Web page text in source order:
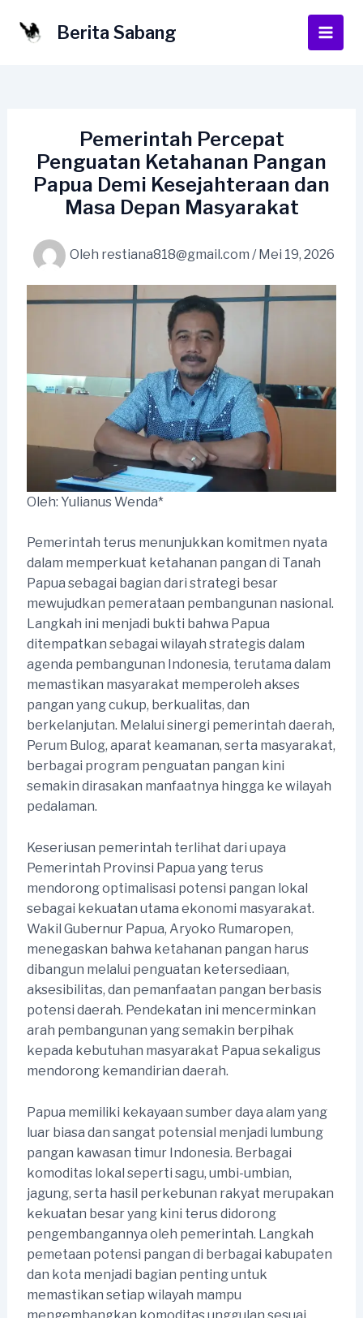
Berita Sabang
Main
Pemerintah Percepat
Penguatan Ketahanan Pangan
Papua Demi Kesejahteraan dan
Masa Depan Masyarakat
Oleh restiana818@gmail.com / Mei 19, 2026
Oleh: Yulianus Wenda*
Pemerintah terus menunjukkan komitmen nyata
dalam memperkuat ketahanan pangan di Tanah
Papua sebagai bagian dari strategi besar
mewujudkan pemerataan pembangunan nasional.
Langkah ini menjadi bukti bahwa Papua
ditempatkan sebagai wilayah strategis dalam
agenda pembangunan Indonesia, terutama dalam
memastikan masyarakat memperoleh akses
pangan yang cukup, berkualitas, dan
berkelanjutan. Melalui sinergi pemerintah daerah,
Perum Bulog, aparat keamanan, serta masyarakat,
berbagai program penguatan pangan kini
semakin dirasakan manfaatnya hingga ke wilayah
pedalaman.
Keseriusan pemerintah terlihat dari upaya
Pemerintah Provinsi Papua yang terus
mendorong optimalisasi potensi pangan lokal
sebagai kekuatan utama ekonomi masyarakat.
Wakil Gubernur Papua, Aryoko Rumaropen,
menegaskan bahwa ketahanan pangan harus
dibangun melalui penguatan ketersediaan,
aksesibilitas, dan pemanfaatan pangan berbasis
potensi daerah. Pendekatan ini mencerminkan
arah pembangunan yang semakin berpihak
kepada kebutuhan masyarakat Papua sekaligus
mendorong kemandirian daerah.
Papua memiliki kekayaan sumber daya alam yang
luar biasa dan sangat potensial menjadi lumbung
pangan kawasan timur Indonesia. Berbagai
komoditas lokal seperti sagu, umbi-umbian,
jagung, serta hasil perkebunan rakyat merupakan
kekuatan besar yang kini terus didorong
pengembangannya oleh pemerintah. Langkah
pemetaan potensi pangan di berbagai kabupaten
dan kota menjadi bagian penting untuk
memastikan setiap wilayah mampu
mengembangkan komoditas unggulan sesuai